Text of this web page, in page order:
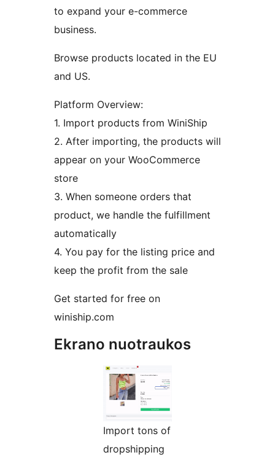
to expand your e-commerce
business.
Browse products located in the EU
and US.
Platform Overview:
1. Import products from WiniShip
2. After importing, the products will
appear on your WooCommerce
store
3. When someone orders that
product, we handle the fulfillment
automatically
4. You pay for the listing price and
keep the profit from the sale
Get started for free on
winiship.com
Ekrano nuotraukos
Import tons of
dropshipping